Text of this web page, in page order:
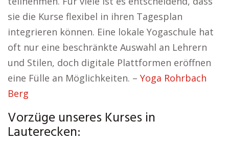
sie die Kurse flexibel in ihren Tagesplan
integrieren können. Eine lokale Yogaschule hat
oft nur eine beschränkte Auswahl an Lehrern
und Stilen, doch digitale Plattformen eröffnen
eine Fülle an Möglichkeiten. – Yoga Rohrbach
Berg
Vorzüge unseres Kurses in
Lauterecken: